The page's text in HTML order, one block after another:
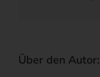
Über den Autor: